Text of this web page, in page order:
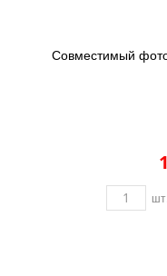
Совместимый
шт.